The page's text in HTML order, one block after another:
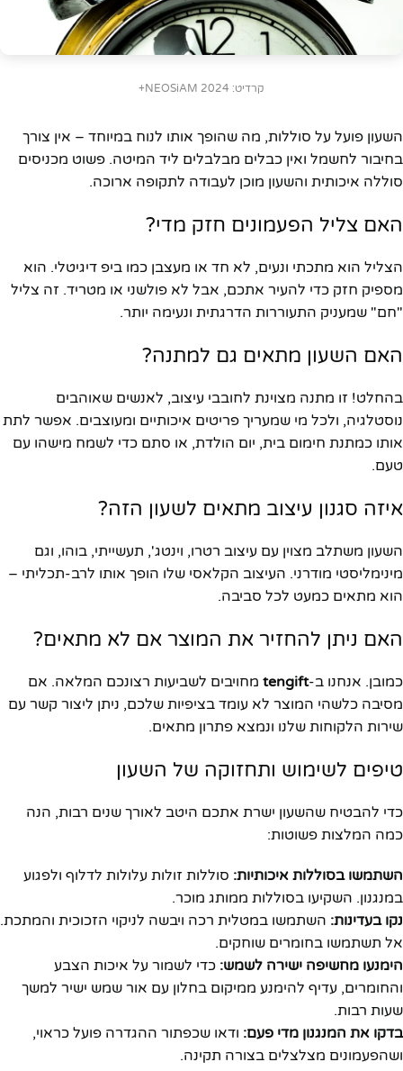
קרדיט: NEOSiAM 2024+
השעון פועל על סוללות, מה שהופך אותו לנוח במיוחד – אין צורך
בחיבור לחשמל ואין כבלים מבלבלים ליד המיטה. פשוט מכניסים
סוללה איכותית והשעון מוכן לעבודה לתקופה ארוכה.
האם צליל הפעמונים חזק מדי?
הצליל הוא מתכתי ונעים, לא חד או מעצבן כמו ביפ דיגיטלי. הוא
מספיק חזק כדי להעיר אתכם, אבל לא פולשני או מטריד. זה צליל
"חם" שמעניק התעוררות הדרגתית ונעימה יותר.
האם השעון מתאים גם למתנה?
בהחלט! זו מתנה מצוינת לחובבי עיצוב, לאנשים שאוהבים
נוסטלגיה, ולכל מי שמעריך פריטים איכותיים ומעוצבים. אפשר לתת
אותו כמתנת חימום בית, יום הולדת, או סתם כדי לשמח מישהו עם
טעם.
איזה סגנון עיצוב מתאים לשעון הזה?
השעון משתלב מצוין עם עיצוב רטרו, וינטג', תעשייתי, בוהו, וגם
מינימליסטי מודרני. העיצוב הקלאסי שלו הופך אותו לרב-תכליתי –
הוא מתאים כמעט לכל סביבה.
האם ניתן להחזיר את המוצר אם לא מתאים?
כמובן. אנחנו ב-tengift מחויבים לשביעות רצונכם המלאה. אם
מסיבה כלשהי המוצר לא עומד בציפיות שלכם, ניתן ליצור קשר עם
שירות הלקוחות שלנו ונמצא פתרון מתאים.
טיפים לשימוש ותחזוקה של השעון
כדי להבטיח שהשעון ישרת אתכם היטב לאורך שנים רבות, הנה
כמה המלצות פשוטות:
השתמשו בסוללות איכותיות: סוללות זולות עלולות לדלוף ולפגוע
במנגנון. השקיעו בסוללות ממותג מוכר.
נקו בעדינות: השתמשו במטלית רכה ויבשה לניקוי הזכוכית והמתכת.
אל תשתמשו בחומרים שוחקים.
הימנעו מחשיפה ישירה לשמש: כדי לשמור על איכות הצבע
והחומרים, עדיף להימנע ממיקום בחלון עם אור שמש ישיר למשך
שעות רבות.
בדקו את המנגנון מדי פעם: ודאו שכפתור ההגדרה פועל כראוי,
ושהפעמונים מצלצלים בצורה תקינה.